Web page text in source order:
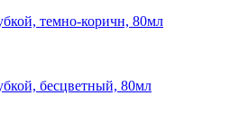
темно-коричн, 80мл
бесцветный, 80мл